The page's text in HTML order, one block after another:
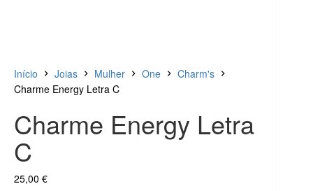
Início Joias Mulher One
Charm's
Charme Energy Letra C
Charme Energy Letra
C
25,00 €